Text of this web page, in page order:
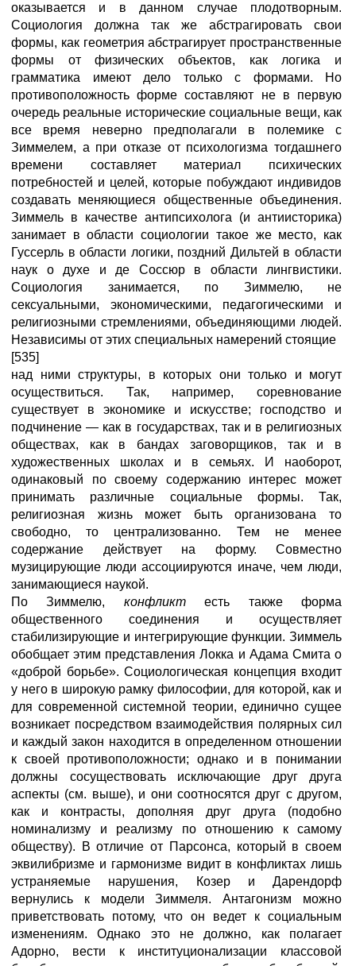
оказывается и в данном случае плодотворным.
Социология должна так же абстрагировать свои
формы, как геометрия абстрагирует пространственные
формы от физических объектов, как логика и
грамматика имеют дело только с формами. Но
противоположность форме составляют не в первую
очередь реальные исторические социальные вещи, как
все время неверно предполагали в полемике с
Зиммелем, а при отказе от психологизма тогдашнего
времени составляет материал психических
потребностей и целей, которые побуждают индивидов
создавать меняющиеся общественные объединения.
Зиммель в качестве антипсихолога (и антиисторика)
занимает в области социологии такое же место, как
Гуссерль в области логики, поздний Дильтей в области
наук о духе и де Соссюр в области лингвистики.
Социология занимается, по Зиммелю, не
сексуальными, экономическими, педагогическими и
религиозными стремлениями, объединяющими людей.
Независимы от этих специальных намерений стоящие
[535]
над ними структуры, в которых они только и могут
осуществиться. Так, например, соревнование
существует в экономике и искусстве; господство и
подчинение — как в государствах, так и в религиозных
обществах, как в бандах заговорщиков, так и в
художественных школах и в семьях. И наоборот,
одинаковый по своему содержанию интерес может
принимать различные социальные формы. Так,
религиозная жизнь может быть организована то
свободно, то централизованно. Тем не менее
содержание действует на форму. Совместно
музицирующие люди ассоциируются иначе, чем люди,
занимающиеся наукой.
По Зиммелю, конфликтесть также форма
общественного соединения и осуществляет
стабилизирующие и интегрирующие функции. Зиммель
обобщает этим представления Локка и Адама Смита о
«доброй борьбе». Социологическая концепция входит
у него в широкую рамку философии, для которой, как и
для современной системной теории, единично сущее
возникает посредством взаимодействия полярных сил
и каждый закон находится в определенном отношении
к своей противоположности; однако и в понимании
должны сосуществовать исключающие друг друга
аспекты (см. выше), и они соотносятся друг с другом,
как и контрасты, дополняя друг друга (подобно
номинализму и реализму по отношению к самому
обществу). В отличие от Парсонса, который в своем
эквилибризме и гармонизме видит в конфликтах лишь
устраняемые нарушения, Козер и Дарендорф
вернулись к модели Зиммеля. Антагонизм можно
приветствовать потому, что он ведет к социальным
изменениям. Однако это не должно, как полагает
Адорно, вести к институционализации классовой